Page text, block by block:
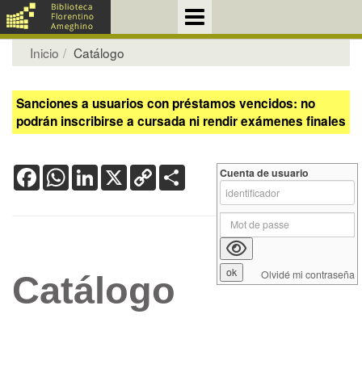
Inicio Catálogo
Sanciones a usuarios con préstamos vencidos: no
podrán inscribirse a cursada ni rendir exámenes finales
FacebookWhatsApp
LinkedIn
X Copy
Link
Catálogo
Cuenta de usuario
Olvidé mi contraseña